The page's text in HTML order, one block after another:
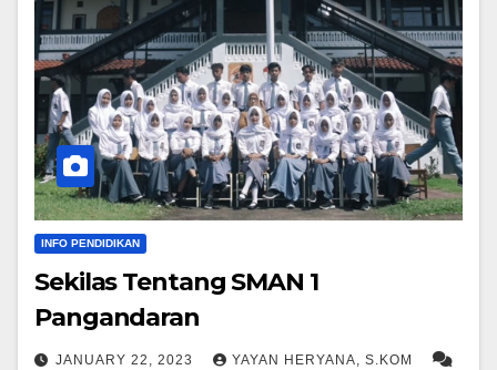
INFO PENDIDIKAN
Sekilas Tentang SMAN 1
Pangandaran
JANUARY 22, 2023 YAYAN HERYANA, S.KOM